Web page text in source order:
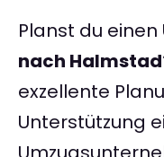
Planst du einen
nach Halmstad
exzellente
Unterstützung